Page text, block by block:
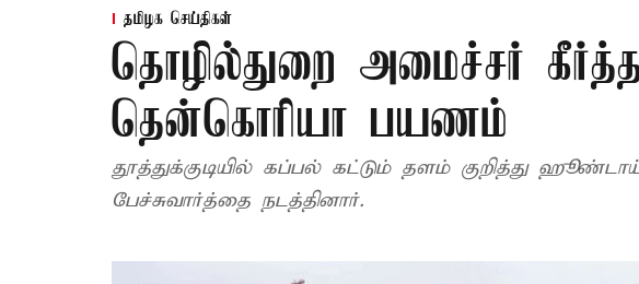
தமிழக செய்திகள்
தொழில்துறை அமைச்சர்
தென்கொரியா பயணம்
தூத்துக்குடியில் கப்பல் கட்டும் தளம் குறித்து
பேச்சுவார்த்தை நடத்தினார்.